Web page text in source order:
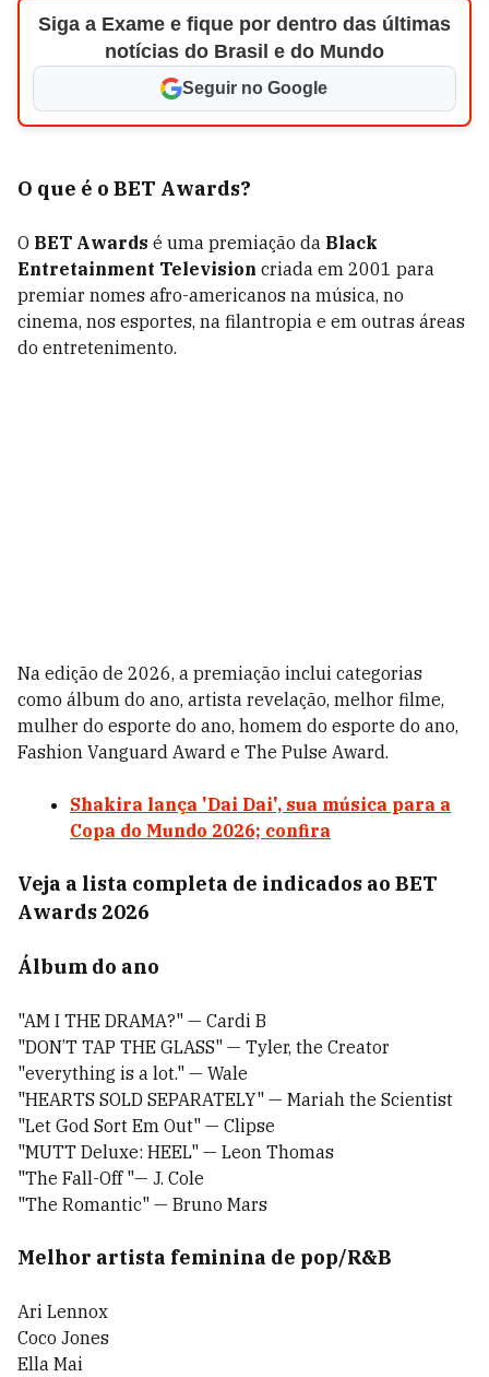
Siga a Exame e fique por dentro das últimas
notícias do Brasil e do Mundo
Seguir no Google
O que é o BET Awards?
O BET Awards é uma premiação da Black
Entretainment Television criada em 2001 para
premiar nomes afro-americanos na música, no
cinema, nos esportes, na filantropia e em outras áreas
do entretenimento.
Na edição de 2026, a premiação inclui categorias
como álbum do ano, artista revelação, melhor filme,
mulher do esporte do ano, homem do esporte do ano,
Fashion Vanguard Award e The Pulse Award.
Shakira lança 'Dai Dai', sua música para a
Copa do Mundo 2026; confira
Veja a lista completa de indicados ao BET
Awards 2026
Álbum do ano
"AM I THE DRAMA?" — Cardi B
"DON’T TAP THE GLASS" — Tyler, the Creator
"everything is a lot." — Wale
"HEARTS SOLD SEPARATELY" — Mariah the Scientist
"Let God Sort Em Out" — Clipse
"MUTT Deluxe: HEEL" — Leon Thomas
"The Fall-Off "— J. Cole
"The Romantic" — Bruno Mars
Melhor artista feminina de pop/R&B
Ari Lennox
Coco Jones
Ella Mai